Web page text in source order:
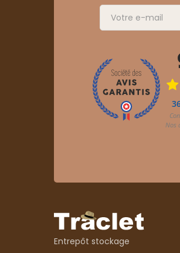
Entrepôt stockage